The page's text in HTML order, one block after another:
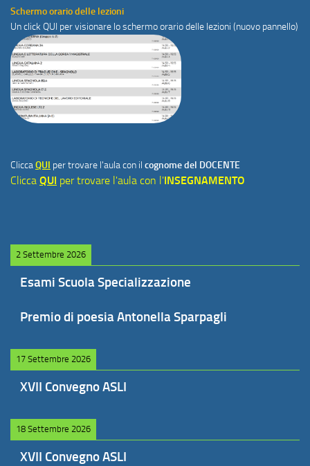
Schermo orario delle lezioni
Un click QUI per visionare lo schermo orario delle lezioni (nuovo pannello)
CliccaQUI per trovare l'aula con il cognome del DOCENTE
Clicca QUI per trovare l'aula con l'INSEGNAMENTO
2 Settembre 2026
Esami Scuola Specializzazione
Premio di poesia Antonella Sparpagli
17 Settembre 2026
XVII Convegno ASLI
18 Settembre 2026
XVII Convegno ASLI